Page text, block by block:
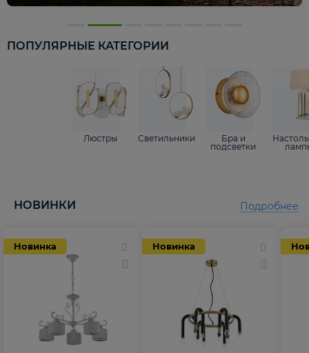
ПОПУЛЯРНЫЕ КАТЕГОРИИ
Люстры Светильники
Бра и
подсветки
НОВИНКИ
Новинка Новинка
Подробнее